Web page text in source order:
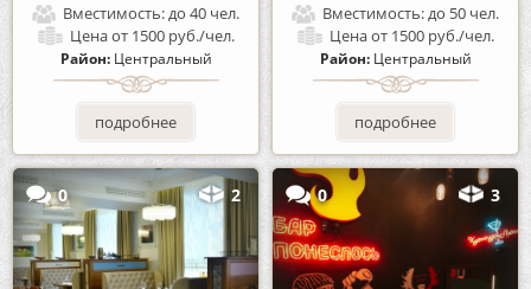
Вместимость:до 40 чел.
Ценаот 1500 руб./чел.
Район: Центральный
подробнее
Вместимость:до 50 чел.
Ценаот 1500 руб./чел.
Район: Центральный
подробнее
0 2 0 3